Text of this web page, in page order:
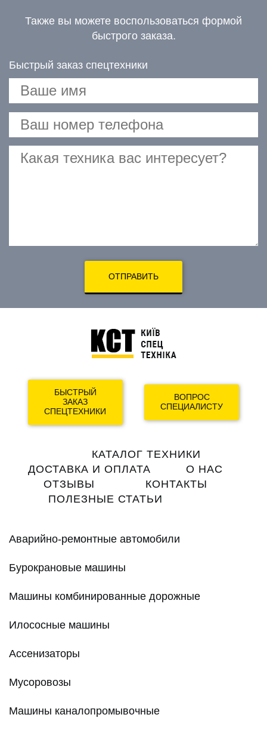
Также вы можете воспользоваться формой
быстрого заказа.
Быстрый заказ спецтехники
ОТПРАВИТЬ
БЫСТРЫЙ
ЗАКАЗ
СПЕЦТЕХНИКИ
ВОПРОС
СПЕЦИАЛИСТУ
navigation
КАТАЛОГ ТЕХНИКИ
ДОСТАВКА И ОПЛАТА
О НАС
ОТЗЫВЫ
КОНТАКТЫ
ПОЛЕЗНЫЕ СТАТЬИ
Аварийно-ремонтные автомобили
Бурокрановые машины
Машины комбинированные дорожные
Илососные машины
Ассенизаторы
Мусоровозы
Машины каналопромывочные